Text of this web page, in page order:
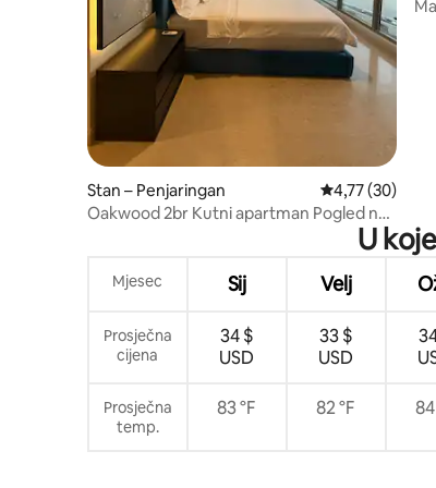
Stan – Penjaringan Prosječna
4,77 (30)
Oakwood 2br Kutni apartman Pogled na
U
Mjesec Sij Velj
Prosječna
cijena
34 $
USD
33 $
USD
Prosječna
temp.
83 °F 82 °F 84